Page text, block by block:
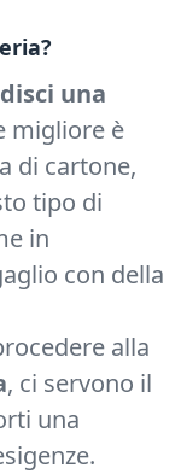
una
migliore è
di cartone,
tipo di
in
con della
alla
, ci servono il
una